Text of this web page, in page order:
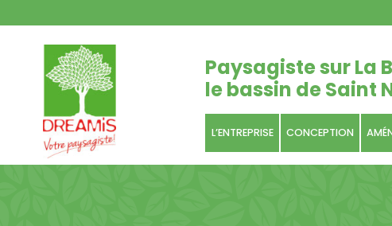
Paysagiste sur La
le bassin de Saint
L’ENTREPRISE CONCEPTION